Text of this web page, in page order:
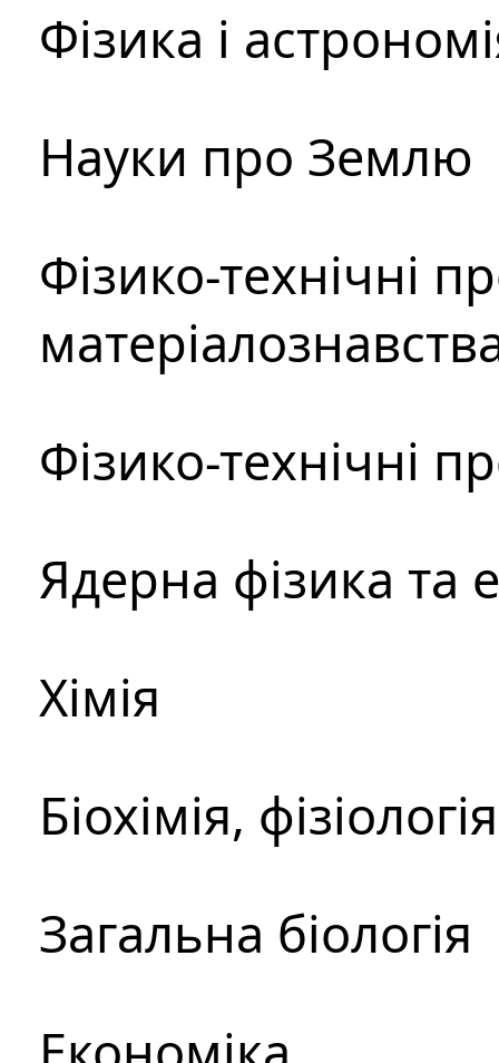
Фізика і
Науки про Землю
Фізико-технічні
Фізико-технічні
Ядерна фізика та
Хімія
Біохімія,
Загальна біологія